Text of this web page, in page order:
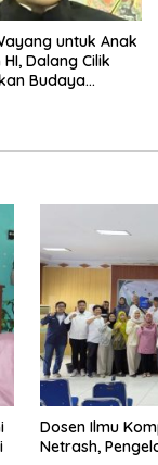
untuk Anak
Dalang Cilik
Budaya
Dosen Ilmu
Netrash,